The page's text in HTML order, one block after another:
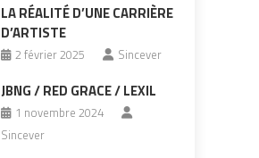
LA RÉALITÉ D’UNE CARRIÈRE
D’ARTISTE
2 février 2025 Sincever
JBNG / RED GRACE / LEXIL
1 novembre 2024
Sincever